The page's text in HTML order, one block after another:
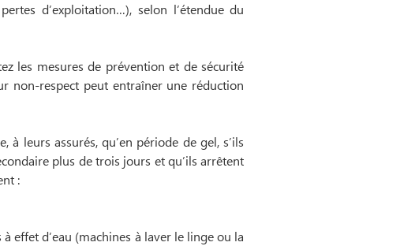
d’exploitation…), selon l’étendue du
les mesures de prévention et de sécurité
non-respect peut entraîner une réduction
leurs assurés, qu’en période de gel, s’ils
plus de trois jours et qu’ils arrêtent
:
effet d’eau (machines à laver le linge ou la